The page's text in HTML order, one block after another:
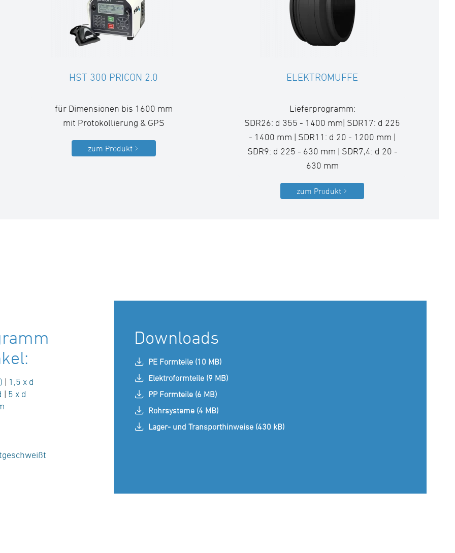
HST 300 PRICON 2.0
für Dimensionen bis 1600 mm
mit Protokollierung & GPS
zum Produkt
ELEKTROMUFFE
Lieferprogramm:
SDR26: d 355 - 1400 mm| SDR17: d 225
- 1400 mm | SDR11: d 20 - 1200 mm |
SDR9: d 225 - 630 mm | SDR7,4: d 20 -
630 mm
zum Produkt
| 1,5 x d
| 5 x d
Downloads
PE Formteile (10 MB)
Elektroformteile (9 MB)
PP Formteile (6 MB)
Rohrsysteme (4 MB)
Lager- und Transporthinweise (430 kB)